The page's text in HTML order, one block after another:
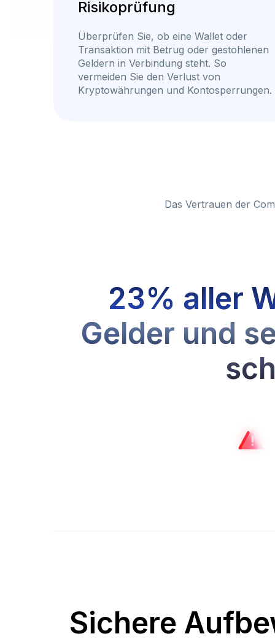
Risikoprüfung
Überprüfen Sie, ob eine Wallet oder
Transaktion mit Betrug oder gestohlenen
Geldern in Verbindung steht. So
vermeiden Sie den Verlust von
Kryptowährungen und Kontosperrungen.
Das Vertrauen der
23% aller
Gelder und
Sichere